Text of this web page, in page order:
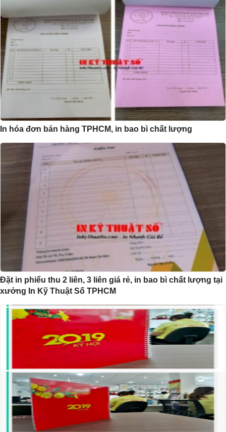
In hóa đơn bán hàng TPHCM, in bao bì chất lượng
Đặt in phiếu thu 2 liên, 3 liên giá rẻ, in bao bì chất lượng tại
xưởng In Kỹ Thuật Số TPHCM